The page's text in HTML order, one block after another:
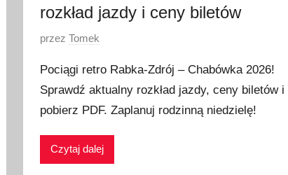
rozkład jazdy i ceny biletów
O
u
b
l
o
przezTomek
Pociągi retro Rabka-Zdrój – Chabówka 2026!
Sprawdź aktualny rozkład jazdy, ceny biletów i
pobierz PDF. Zaplanuj rodzinną niedzielę!
Czytaj dalej